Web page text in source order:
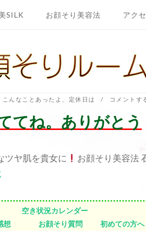
SILK お顔そり美容法 アク
こんなことあったよ 、 定休日は コメントす
てね。ありがとう
ツヤ肌を貴女に
お顔そり美容法
空き状況カレンダー
想 お顔そり質問 初めての方へ